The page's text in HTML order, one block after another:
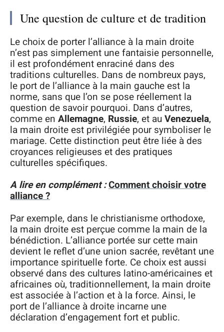
Une question de culture et de tradition
Le choix de porter l’alliance à la main droite
n’est pas simplement une fantaisie personnelle,
il est profondément enraciné dans des
traditions culturelles. Dans de nombreux pays,
le port de l’alliance à la main gauche est la
norme, sans que l’on se pose réellement la
question de savoir pourquoi. Dans d’autres,
comme en Allemagne, Russie, et auVenezuela,
la main droite est privilégiée pour symboliser le
mariage. Cette distinction peut être liée à des
croyances religieuses et des pratiques
culturelles spécifiques.
A lire en complément :Comment choisir votre
alliance ?
Par exemple, dans le christianisme orthodoxe,
la main droite est perçue comme la main de la
bénédiction. L’alliance portée sur cette main
devient le reflet d’une union sacrée, revêtant une
importance spirituelle forte. Ce choix est aussi
observé dans des cultures latino-américaines et
africaines où, traditionnellement, la main droite
est associée à l’action et à la force. Ainsi, le
port de l’alliance à droite incarne une
déclaration d’engagement fort et public.